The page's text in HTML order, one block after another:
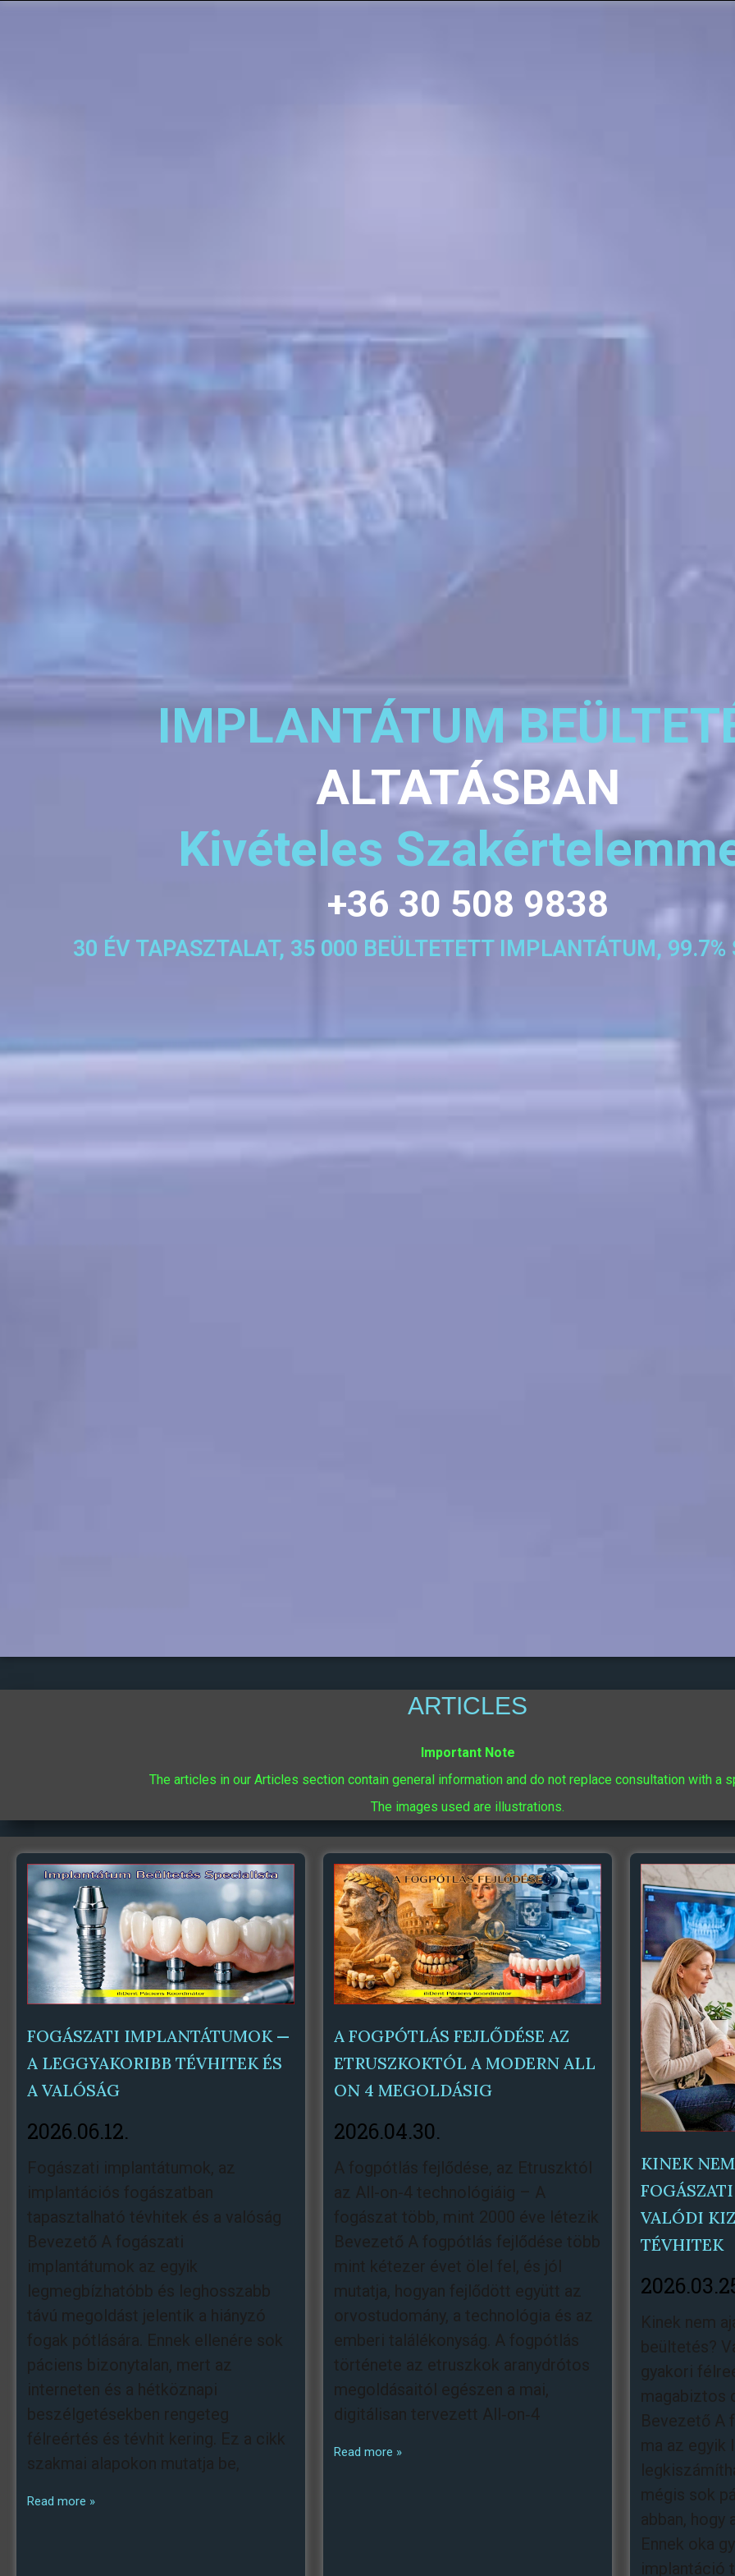
IMPLANTÁTUM
ALTATÁSBAN
Kivételes
+36 30 508 9838
30 ÉV TAPASZTALAT, 35 000 BEÜLTETETT IMPLANTÁTUM, 99.7%
ARTICLES
Important Note
The articles in our Articles section contain general information and do not replace consultation with a
The images used are illustrations.
FOGÁSZATI IMPLANTÁTUMOK —
A LEGGYAKORIBB TÉVHITEK ÉS
A VALÓSÁG
2026.06.12.
Fogászati ​​implantátumok, az
implantációs fogászatban
tapasztalható tévhitek és a valóság
Bevezető A fogászati
implantátumok az egyik
legmegbízhatóbb és leghosszabb
távú megoldást jelentik a hiányzó
fogak pótlására. Ennek ellenére sok
páciens bizonytalan, mert az
interneten és a hétköznapi
beszélgetésekben rengeteg
félreértés és tévhit kering. Ez a cikk
szakmai alapokon mutatja be,
Read more »
A FOGPÓTLÁS FEJLŐDÉSE AZ
ETRUSZKOKTÓL A MODERN ALL
ON 4 MEGOLDÁSIG
2026.04.30.
A fogpótlás fejlődése, az Etruszktól
az All-on-4 technológiáig – A
fogászat több, mint 2000 éve létezik
Bevezető A fogpótlás fejlődése több
mint kétezer évet ölel fel, és jól
mutatja, hogyan fejlődött együtt az
orvostudomány, a technológia és az
emberi találékonyság. A fogpótlás
története az etruszkok aranydrótos
megoldásaitól egészen a mai,
digitálisan tervezett All‑on‑4
Read more »
KINEK
VALÓDI
TÉVHITEK
Kinek nem
beültetés?
gyakori
magabiztos
Bevezető A
ma az egyik
mégis sok
abban, hogy
Ennek oka
implantáció
OldalOldalOldalOldalOldalOldalOldalOldal